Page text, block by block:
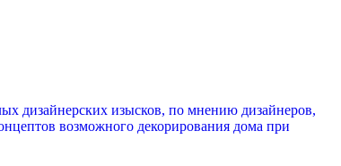
дизайнерских изысков, по мнению дизайнеров,
возможного декорирования дома при